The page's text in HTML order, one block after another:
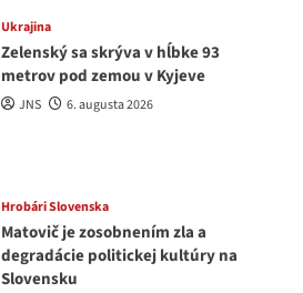
Ukrajina
Zelenský sa skrýva v hĺbke 93
metrov pod zemou v Kyjeve
JNS 6. augusta 2026
Hrobári Slovenska
Matovič je zosobnením zla a
degradácie politickej kultúry na
Slovensku